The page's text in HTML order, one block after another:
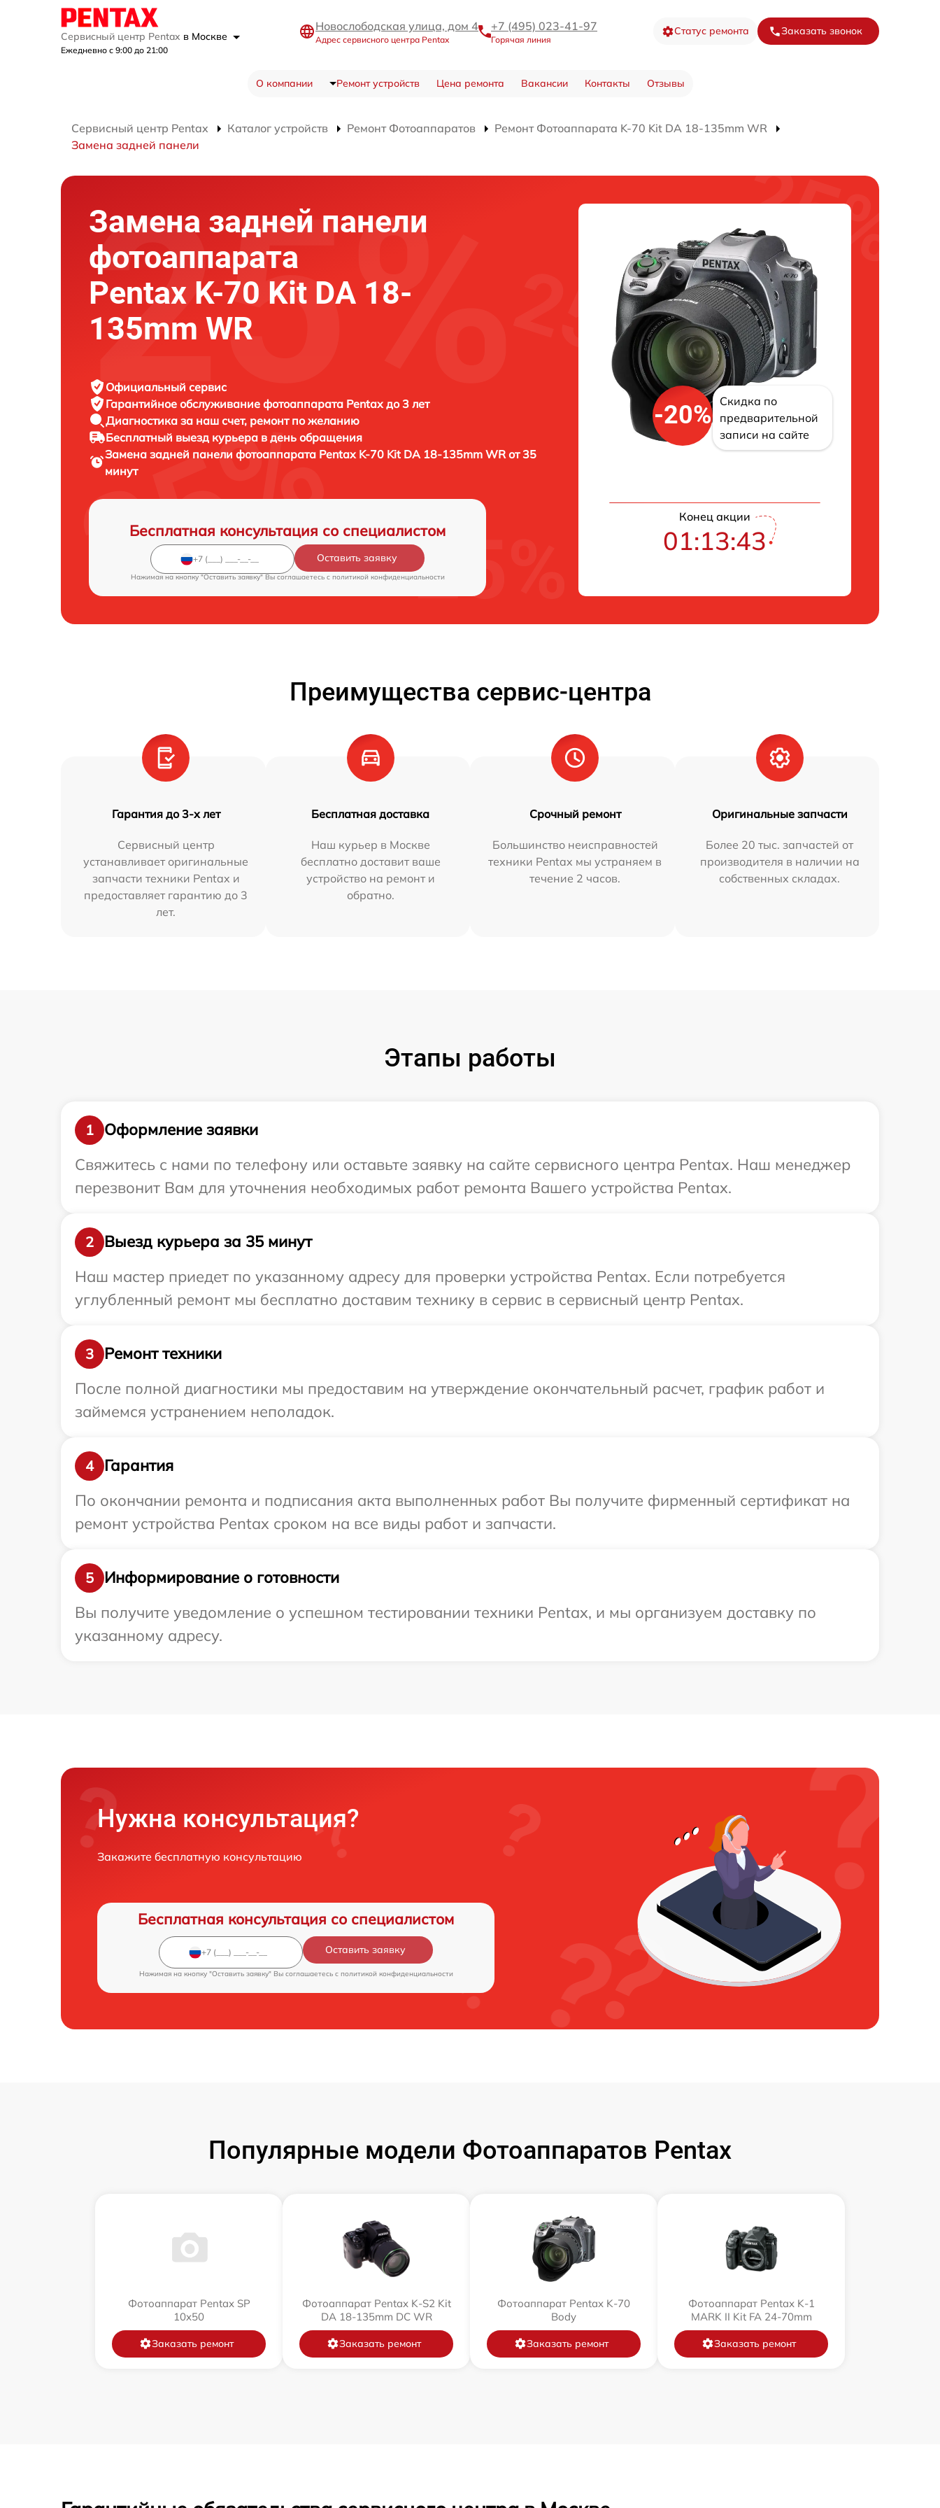
Сервисный центр Pentax в Москве
Ежедневно с 9:00 до 21:00
Новослободская улица, дом 4
Адрес сервисного центра Pentax
+7 (495) 023-41-97
Горячая линия
Статус ремонта Заказать звонок
О компании Ремонт устройств Цена ремонта Вакансии Контакты Отзывы
Сервисный центр Pentax Каталог устройств Ремонт Фотоаппаратов
Ремонт Фотоаппарата K-70 Kit DA 18-135mm WR
Замена задней панели
Замена задней панели
фотоаппарата
Pentax K-70 Kit DA 18-
135mm WR
Официальный сервис
Гарантийное обслуживание фотоаппарата Pentax до 3 лет
Диагностика за наш счет, ремонт по желанию
Бесплатный выезд курьера в день обращения
Замена задней панели фотоаппарата Pentax K-70 Kit DA 18-135mm WR от 35
минут
Бесплатная консультация со специалистом
Оставить заявку
Нажимая на кнопку "Оставить заявку" Вы соглашаетесь c политикой конфиденциальности
-20%
Скидка по
предварительной
записи на сайте
Конец акции
01:13:42
Преимущества сервис-центра
Гарантия до 3-х лет
Сервисный центр
устанавливает оригинальные
запчасти техники Pentax и
предоставляет гарантию до 3
лет.
Бесплатная доставка
Наш курьер в Москве
бесплатно доставит ваше
устройство на ремонт и
обратно.
Срочный ремонт
Большинство неисправностей
техники Pentax мы устраняем в
течение 2 часов.
Оригинальные запчасти
Более 20 тыс. запчастей от
производителя в наличии на
собственных складах.
Этапы работы
1
Оформление заявки
Свяжитесь с нами по телефону или оставьте заявку на сайте сервисного центра Pentax. Наш менеджер
перезвонит Вам для уточнения необходимых работ ремонта Вашего устройства Pentax.
2
Выезд курьера за 35 минут
Наш мастер приедет по указанному адресу для проверки устройства Pentax. Если потребуется
углубленный ремонт мы бесплатно доставим технику в сервис в сервисный центр Pentax.
3
Ремонт техники
После полной диагностики мы предоставим на утверждение окончательный расчет, график работ и
займемся устранением неполадок.
4
Гарантия
По окончании ремонта и подписания акта выполненных работ Вы получите фирменный сертификат на
ремонт устройства Pentax сроком на все виды работ и запчасти.
5
Информирование о готовности
Вы получите уведомление о успешном тестировании техники Pentax, и мы организуем доставку по
указанному адресу.
Нужна консультация?
Закажите бесплатную консультацию
Бесплатная консультация со специалистом
Оставить заявку
Нажимая на кнопку "Оставить заявку" Вы соглашаетесь c политикой конфиденциальности
Популярные модели Фотоаппаратов Pentax
Фотоаппарат Pentax SP
10x50
Заказать ремонт
Фотоаппарат Pentax K-S2 Kit
DA 18-135mm DC WR
Заказать ремонт
Фотоаппарат Pentax K-70
Body
Заказать ремонт
Фотоаппарат Pentax K-1
MARK II Kit FA 24-70mm
Заказать ремонт